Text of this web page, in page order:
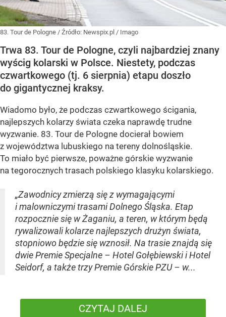
83. Tour de Pologne / Źródło: Newspix.pl / Imago
Trwa 83. Tour de Pologne, czyli najbardziej znany
wyścig kolarski w Polsce. Niestety, podczas
czwartkowego (tj. 6 sierpnia) etapu doszło
do gigantycznej kraksy.
Wiadomo było, że podczas czwartkowego ścigania,
najlepszych kolarzy świata czeka naprawdę trudne
wyzwanie. 83. Tour de Pologne docierał bowiem
z województwa lubuskiego na tereny dolnośląskie.
To miało być pierwsze, poważne górskie wyzwanie
na tegorocznych trasach polskiego klasyku kolarskiego.
„Zawodnicy zmierzą się z wymagającymi
i malowniczymi trasami Dolnego Śląska. Etap
rozpocznie się w Żaganiu, a teren, w którym będą
rywalizowali kolarze najlepszych drużyn świata,
stopniowo będzie się wznosił. Na trasie znajdą się
dwie Premie Specjalne – Hotel Gołębiewski i Hotel
Seidorf, a także trzy Premie Górskie PZU – w...
CZYTAJ DALEJ